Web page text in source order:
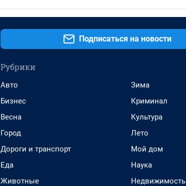
Подписаться на новости
Рубрики
Авто
Бизнес
Весна
Город
Дороги и транспорт
Еда
Животные
Зима
Криминал
Культура
Лето
Мой дом
Наука
Недвижимость